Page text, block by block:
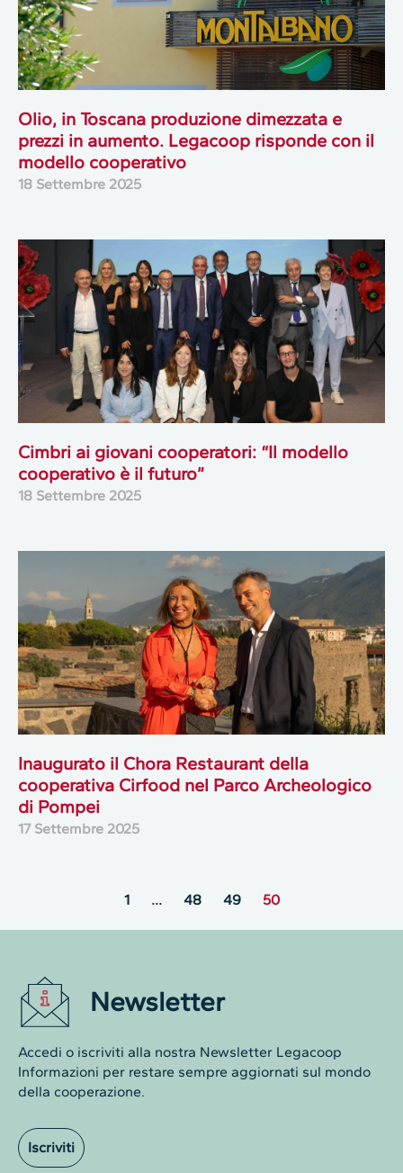
Olio, in Toscana produzione dimezzata e
prezzi in aumento. Legacoop risponde con il
modello cooperativo
18 Settembre 2025
Cimbri ai giovani cooperatori: “Il modello
cooperativo è il futuro”
18 Settembre 2025
Inaugurato il Chora Restaurant della
cooperativa Cirfood nel Parco Archeologico
di Pompei
17 Settembre 2025
1 … 48 49 50
Newsletter
Accedi o iscriviti alla nostra Newsletter Legacoop
Informazioni per restare sempre aggiornati sul mondo
della cooperazione.
Iscriviti